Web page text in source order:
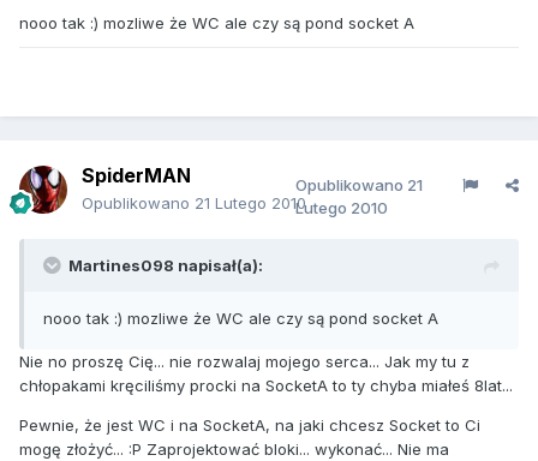
nooo tak :) mozliwe że WC ale czy są pond socket A
SpiderMAN
Opublikowano 21 Lutego 2010
Opublikowano 21
Lutego 2010
Martines098 napisał(a):
nooo tak :) mozliwe że WC ale czy są pond socket A
Nie no proszę Cię... nie rozwalaj mojego serca... Jak my tu z
chłopakami kręciliśmy procki na SocketA to ty chyba miałeś 8lat...
Pewnie, że jest WC i na SocketA, na jaki chcesz Socket to Ci
mogę złożyć... :P Zaprojektować bloki... wykonać... Nie ma